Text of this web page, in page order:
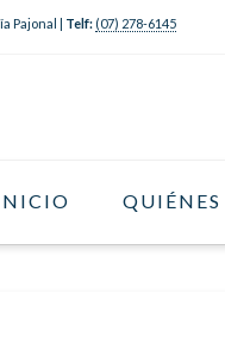
Pajonal | Telf: (07) 278-6145
QUIÉNES